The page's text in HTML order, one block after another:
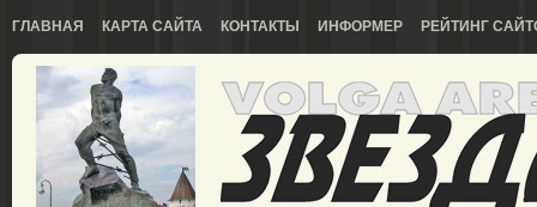
ГЛАВНАЯ КАРТА САЙТА КОНТАКТЫ ИНФОРМЕР РЕЙТИНГ